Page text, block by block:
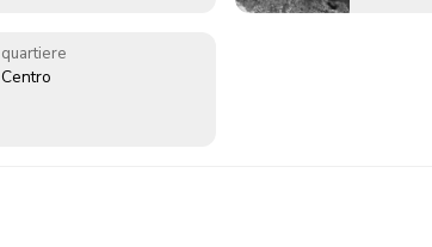
quartiere
Centro